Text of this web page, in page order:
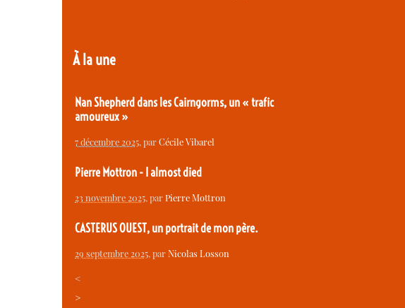
À la une
Nan Shepherd dans les Cairngorms, un « trafic
amoureux »
7 décembre 2025, parCécile Vibarel
Pierre Mottron - I almost died
23 novembre 2025, parPierre Mottron
CASTERUS OUEST, un portrait de mon père.
29 septembre 2025, parNicolas Losson
<
>